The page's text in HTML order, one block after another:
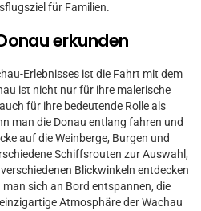
für Familien.
erkunden
Erlebnisses ist die Fahrt mit dem
ist nicht nur für ihre malerische
für ihre bedeutende Rolle als
man die Donau entlang fahren und
auf die Weinberge, Burgen und
Schiffsrouten zur Auswahl,
Blickwinkeln entdecken
sich an Bord entspannen, die
Atmosphäre der Wachau